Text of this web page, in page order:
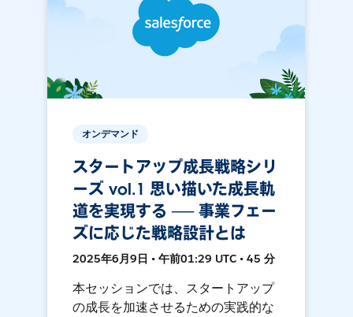
オンデマンド
スタートアップ成長戦略シリ
ーズ vol.1 思い描いた成長軌
道を実現する ── 事業フェー
ズに応じた戦略設計とは
2025年6月9日 • 午前01:29 UTC • 45 分
本セッションでは、スタートアップ
の成長を加速させるための実践的な